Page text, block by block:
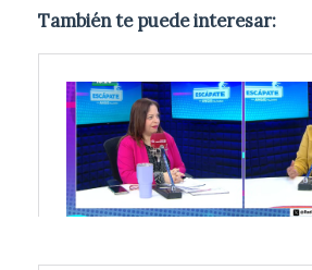
También te puede interesar: